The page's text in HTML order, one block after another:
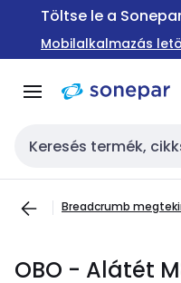
Ugrás a
Ugrás a
tartalomra
Töltse le a
Mobilalkalmazás
Keresési bemenet
Breadcrumb
OBO - Alátét